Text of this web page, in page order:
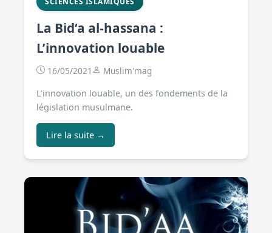
La Bid‘a al-hassana :
L’innovation louable
16/05/2021
Muslim'mag
L’innovation louable, un des fondements de la
législation musulmane.
Lire la suite →